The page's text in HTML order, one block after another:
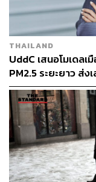
THAILAND
UddC เสนอโมเดล
PM2.5 ระยะยาว ส่ง
ทำงานใกล้บ้าน